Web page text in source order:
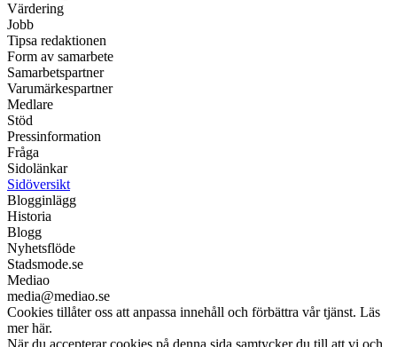
Värdering
Jobb
Tipsa redaktionen
Form av samarbete
Samarbetspartner
Varumärkespartner
Medlare
Stöd
Pressinformation
Fråga
Sidolänkar
Sidöversikt
Blogginlägg
Historia
Blogg
Nyhetsflöde
Stadsmode.se
Mediao
media@mediao.se
Cookies tillåter oss att anpassa innehåll och förbättra vår tjänst. Läs
mer här.